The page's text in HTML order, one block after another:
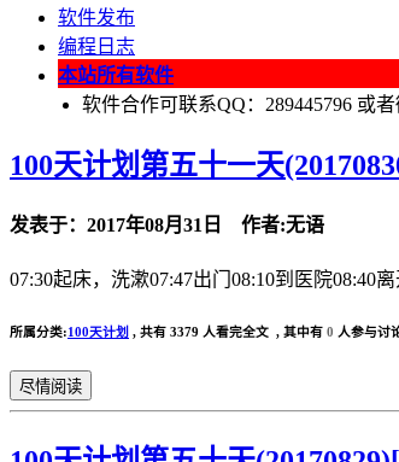
软件发布
编程日志
本站所有软件
软件合作可联系QQ：289445796 或者
100天计划第五十一天
发表于：2017年08月31日 作者:无语
07:30起床，洗漱07:47出门08:10到医院08:40
所属分类:100天计划 , 共有 3379 人看完全文 , 其中有 0 人参与讨
尽情阅读